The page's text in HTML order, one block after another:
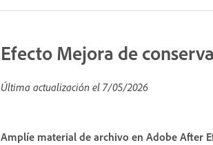
Efecto Mejora de
Última actualización el 7/05/2026
Amplíe material de archivo en Adobe After